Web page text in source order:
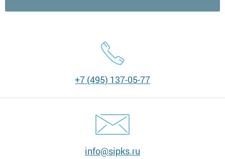
+7 (495) 137-05-77
info@sipks.ru